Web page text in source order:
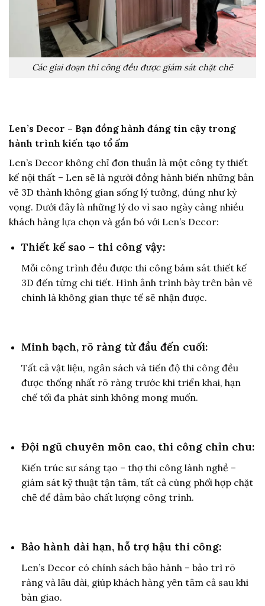
Các giai đoạn thi công đều được giám sát chặt chẽ
Len’s Decor – Bạn đồng hành đáng tin cậy trong
hành trình kiến tạo tổ ấm
Len’s Decor không chỉ đơn thuần là một công ty thiết
kế nội thất – Len sẽ là người đồng hành biến những bản
vẽ 3D thành không gian sống lý tưởng, đúng như kỳ
vọng. Dưới đây là những lý do vì sao ngày càng nhiều
khách hàng lựa chọn và gắn bó với Len’s Decor:
Thiết kế sao – thi công vậy:
Mỗi công trình đều được thi công bám sát thiết kế
3D đến từng chi tiết. Hình ảnh trình bày trên bản vẽ
chính là không gian thực tế sẽ nhận được.
Minh bạch, rõ ràng từ đầu đến cuối:
Tất cả vật liệu, ngân sách và tiến độ thi công đều
được thống nhất rõ ràng trước khi triển khai, hạn
chế tối đa phát sinh không mong muốn.
Đội ngũ chuyên môn cao, thi công chỉn chu:
Kiến trúc sư sáng tạo – thợ thi công lành nghề –
giám sát kỹ thuật tận tâm, tất cả cùng phối hợp chặt
chẽ để đảm bảo chất lượng công trình.
Bảo hành dài hạn, hỗ trợ hậu thi công:
Len’s Decor có chính sách bảo hành – bảo trì rõ
ràng và lâu dài, giúp khách hàng yên tâm cả sau khi
bàn giao.